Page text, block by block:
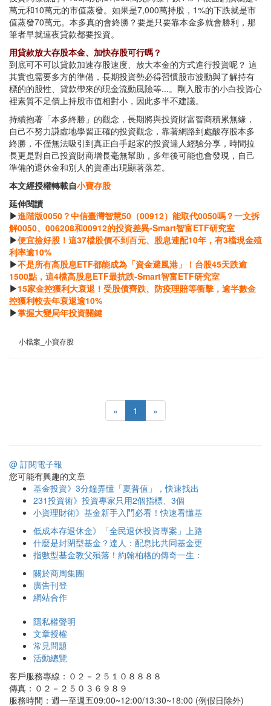
萬元和10萬元的市值蒸發。如果是7,000萬持股，1%的下跌就是市
值蒸發70萬元。本多真的會終勝？要是只要靠本金多就會勝利，那
筆者早就連夜貸款都要投資。
用貸款放大存股本金、加快存股可行嗎？
到底可不可以貸款加速存股速度、放大本金的方式進行投資呢？ 這
其實也需要多方的準備，長期投資勢必得習慣股市波動與了解持有
標的的股性、貸款帶來的現金流動風險等...。剛入股市的小白投資心
裡素質不足價上持股市值相對小，因此多半不建議。
持續抱著「本多終勝」的觀念，長期將與投資財富智商積累無緣，
自己不努力謙虛地學習正確的投資觀念，靠著網路到處酸存股本多
終勝，不僅無法吸引到真正白手起家的投資達人經驗分享，時間拉
長更是對自己投資財商增長毫無幫助，多年後可能也會發現，自己
準備的退休金和別人的資產出現顯著落差。
本文經授權轉載自小寶存股
延伸閱讀
▶進階版0050？中信臺灣智慧50（00912）能取代0050嗎？一文拆
解0050、006208和00912的投資差異-Smart智富ETF研究室
▶便宜撿好股！這37檔股價不到百元、股息連配10年，有3檔現金殖
利率逾10%
▶不是所有高股息ETF都能成為「資金避風港」！台股45天跌逾
1500點，這4檔高股息ETF最抗跌-Smart智富ETF研究室
▶15家金控獲利大衰退！受股債齊跌、防疫理賠等衝擊，逾半數金
控獲利較去年衰退逾10%
▶掌握大變局年投資關鍵
小檔案_小寶存股
« 1 »
@ 訂閱電子報
您可能有興趣的文章
基金投資》3分鐘弄懂「夏普值」，快速找出
231投資術》投資專家只用2個指標、3個
小資理財術》基金新手入門必看！快速看懂基
低成本存退休金》「全民退休投資專案」上路
什麼是封閉型基金？達人：配息比共同基金更
指數型基金教父殞落！約翰柏格的傳奇一生：
關於商周集團
廣告刊登
網站合作
隱私權聲明
文章授權
常見問題
活動總覽
客戶服務專線：０２－２５１０８８８８
傳真：０２－２５０３６９８９
服務時間：週一至週五09:00~12:00/13:30~18:00 (例假日除外)